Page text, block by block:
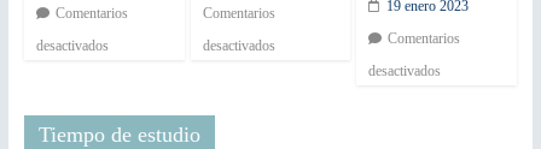
Comentarios
desactivados
Comentarios
desactivados
19 enero 2023
Comentarios
desactivados
Tiempo de estudio